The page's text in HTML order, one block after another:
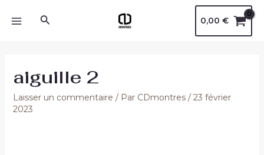
Rechercher 0,00€
aiguille 2
Laisser un commentaire / Par CDmontres / 23 février
2023
des